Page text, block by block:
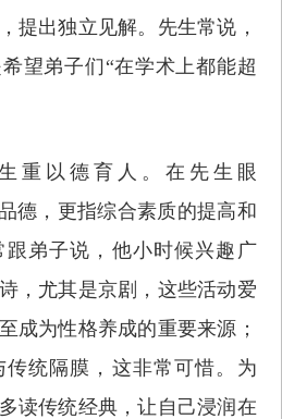
提出独立见解。先生常说，
望弟子们“在学术上都能超
重以德育人。在先生眼
德，更指综合素质的提高和
跟弟子说，他小时候兴趣广
，尤其是京剧，这些活动爱
成为性格养成的重要来源；
统隔膜，这非常可惜。为
读传统经典，让自己浸润在